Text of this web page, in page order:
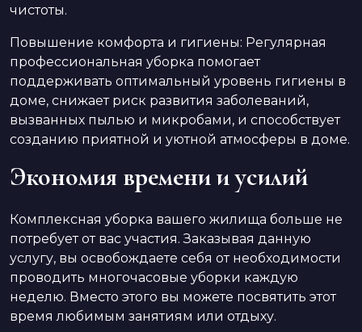
чистоты.
Повышение комфорта и гигиены: Регулярная
профессиональная уборка помогает
поддерживать оптимальный уровень гигиены в
доме, снижает риск развития заболеваний,
вызванных пылью и микробами, и способствует
созданию приятной и уютной атмосферы в доме.
Экономия времени и усилий
Комплексная уборка вашего жилища больше не
потребует от вас участия. Заказывая данную
услугу, вы освобождаете себя от необходимости
проводить многочасовые уборки каждую
неделю. Вместо этого вы можете посвятить этот
время любимым занятиям или отдыху.